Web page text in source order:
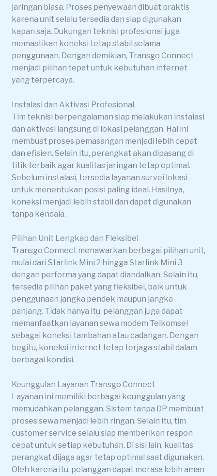
jaringan biasa. Proses penyewaan dibuat praktis
karena unit selalu tersedia dan siap digunakan
kapan saja. Dukungan teknisi profesional juga
memastikan koneksi tetap stabil selama
penggunaan. Dengan demikian, Transgo Connect
menjadi pilihan tepat untuk kebutuhan internet
yang terpercaya.
Instalasi dan Aktivasi Profesional
Tim teknisi berpengalaman siap melakukan instalasi
dan aktivasi langsung di lokasi pelanggan. Hal ini
membuat proses pemasangan menjadi lebih cepat
dan efisien. Selain itu, perangkat akan dipasang di
titik terbaik agar kualitas jaringan tetap optimal.
Sebelum instalasi, tersedia layanan survei lokasi
untuk menentukan posisi paling ideal. Hasilnya,
koneksi menjadi lebih stabil dan dapat digunakan
tanpa kendala.
Pilihan Unit Lengkap dan Fleksibel
Transgo Connect menawarkan berbagai pilihan unit,
mulai dari Starlink Mini 2 hingga Starlink Mini 3
dengan performa yang dapat diandalkan. Selain itu,
tersedia pilihan paket yang fleksibel, baik untuk
penggunaan jangka pendek maupun jangka
panjang. Tidak hanya itu, pelanggan juga dapat
memanfaatkan layanan sewa modem Telkomsel
sebagai koneksi tambahan atau cadangan. Dengan
begitu, koneksi internet tetap terjaga stabil dalam
berbagai kondisi.
Keunggulan Layanan Transgo Connect
Layanan ini memiliki berbagai keunggulan yang
memudahkan pelanggan. Sistem tanpa DP membuat
proses sewa menjadi lebih ringan. Selain itu, tim
customer service selalu siap memberikan respon
cepat untuk setiap kebutuhan. Di sisi lain, kualitas
perangkat dijaga agar tetap optimal saat digunakan.
Oleh karena itu, pelanggan dapat merasa lebih aman